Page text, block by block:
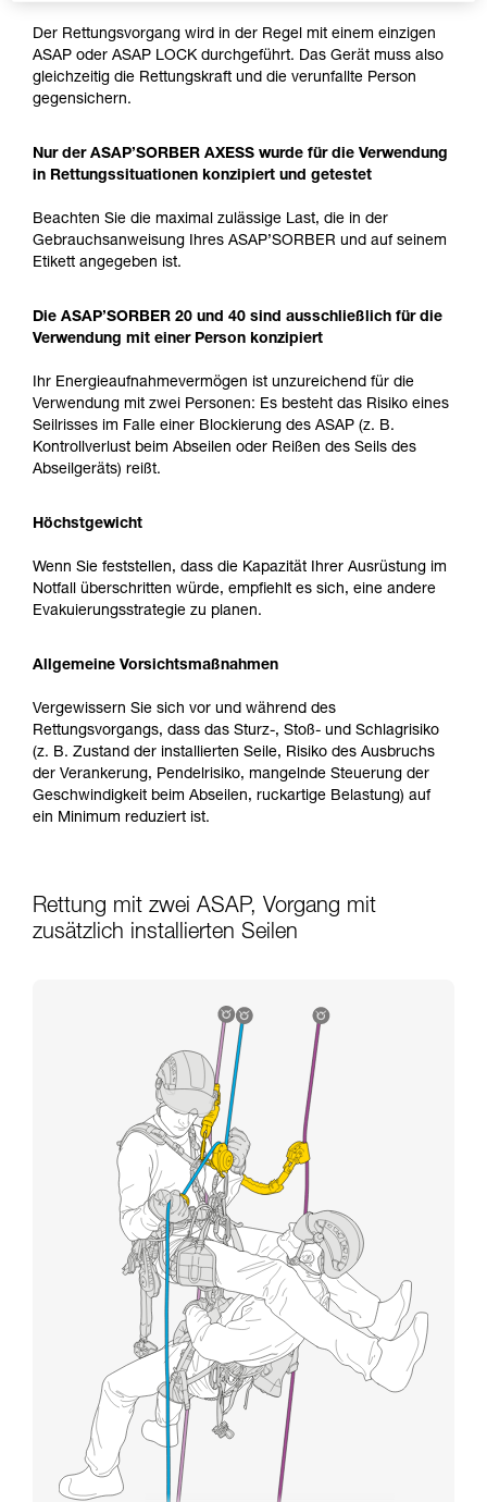
Der Rettungsvorgang wird in der Regel mit einem einzigen
ASAP oder ASAP LOCK durchgeführt. Das Gerät muss also
gleichzeitig die Rettungskraft und die verunfallte Person
gegensichern.
Nur der ASAP’SORBER AXESS wurde für die Verwendung
in Rettungssituationen konzipiert und getestet
Beachten Sie die maximal zulässige Last, die in der
Gebrauchsanweisung Ihres ASAP’SORBER und auf seinem
Etikett angegeben ist.
Die ASAP’SORBER 20 und 40 sind ausschließlich für die
Verwendung mit einer Person konzipiert
Ihr Energieaufnahmevermögen ist unzureichend für die
Verwendung mit zwei Personen: Es besteht das Risiko eines
Seilrisses im Falle einer Blockierung des ASAP (z. B.
Kontrollverlust beim Abseilen oder Reißen des Seils des
Abseilgeräts) reißt.
Höchstgewicht
Wenn Sie feststellen, dass die Kapazität Ihrer Ausrüstung im
Notfall überschritten würde, empfiehlt es sich, eine andere
Evakuierungsstrategie zu planen.
Allgemeine Vorsichtsmaßnahmen
Vergewissern Sie sich vor und während des
Rettungsvorgangs, dass das Sturz-, Stoß- und Schlagrisiko
(z. B. Zustand der installierten Seile, Risiko des Ausbruchs
der Verankerung, Pendelrisiko, mangelnde Steuerung der
Geschwindigkeit beim Abseilen, ruckartige Belastung) auf
ein Minimum reduziert ist.
Rettung mit zwei ASAP, Vorgang mit
zusätzlich installierten Seilen